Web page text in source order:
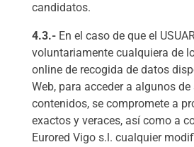
candidatos.
4.3.-En el caso de que el
voluntariamente cualquiera de
online de recogida de datos
Web, para acceder a algunos
contenidos, se compromete a
exactos y veraces, así como a
Eurored Vigo s.l. cualquier